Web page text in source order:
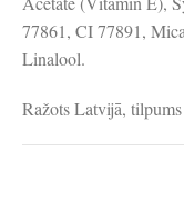
77861, CI 77891,
Linalool.
Ražots Latvijā,